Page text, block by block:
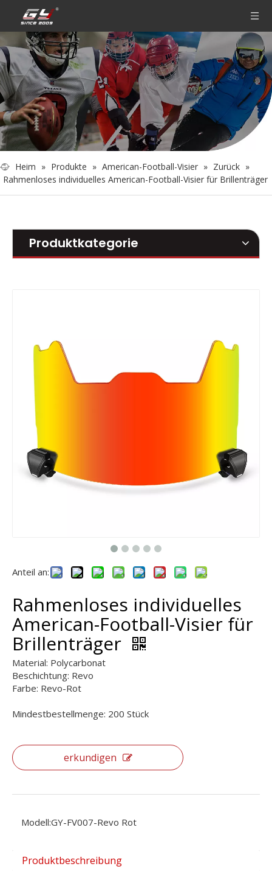
Heim » Produkte » American-Football-Visier » Zurück »
Rahmenloses individuelles American-Football-Visier für Brillenträger
Produktkategorie
Anteil an:
Rahmenloses individuelles
American-Football-Visier für
Brillenträger
Material: Polycarbonat
Beschichtung: Revo
Farbe: Revo-Rot
Mindestbestellmenge: 200 Stück
erkundigen
Modell:GY-FV007-Revo Rot
Produktbeschreibung